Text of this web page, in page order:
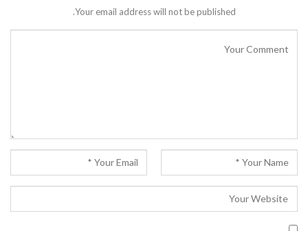
Your email address will not be published.